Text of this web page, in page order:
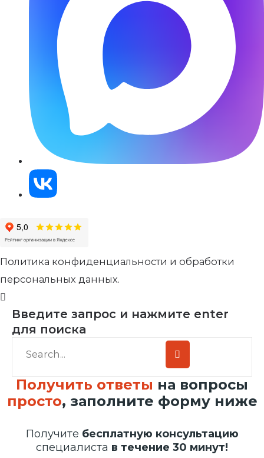
Политика конфиденциальности и обработки
персональных данных.
Введите запрос и нажмите enter
для поиска
Получить ответы на вопросы
просто, заполните форму ниже
Получите бесплатную консультацию
специалиста в течение 30 минут!